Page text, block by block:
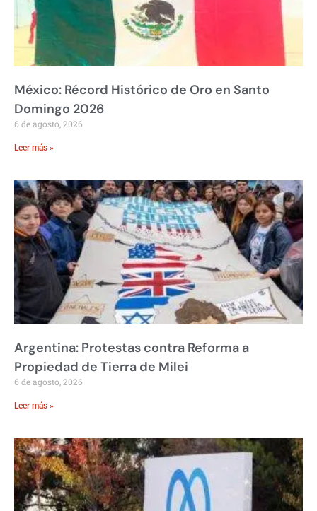
México: Récord Histórico de Oro en Santo
Domingo 2026
6 de agosto, 2026
Leer más »
Argentina: Protestas contra Reforma a
Propiedad de Tierra de Milei
6 de agosto, 2026
Leer más »